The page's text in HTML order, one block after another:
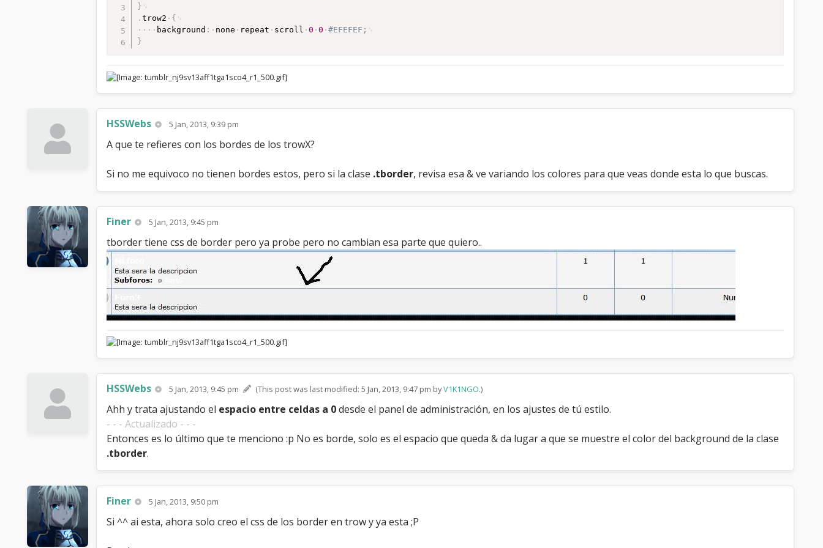
}
.trow2
{
background : none repeat scroll 0 0
#EFEFEF;
}
HSSWebs 5 Jan, 2013, 9:39 pm
A que te refieres con los bordes de los trowX?
Si no me equivoco no tienen bordes estos, pero si la clase .tborder, revisa esa & ve variando los colores para que veas donde esta lo que buscas.
Finer 5 Jan, 2013, 9:45 pm
tborder tiene css de border pero ya probe pero no cambian esa parte que quiero..
HSSWebs 5 Jan, 2013, 9:45 pm (This post was last modified: 5 Jan, 2013, 9:47 pm byV1K1NGO.)
Ahh y trata ajustando el espacio entre celdas a 0desde el panel de administración, en los ajustes de tú estilo.
- - - Actualizado - - -
Entonces es lo último que te menciono :p No es borde, solo es el espacio que queda & da lugar a que se muestre el color del background de la clase
.tborder.
Finer 5 Jan, 2013, 9:50 pm
Si ^^ ai esta, ahora solo creo el css de los border en trow y ya esta ;P